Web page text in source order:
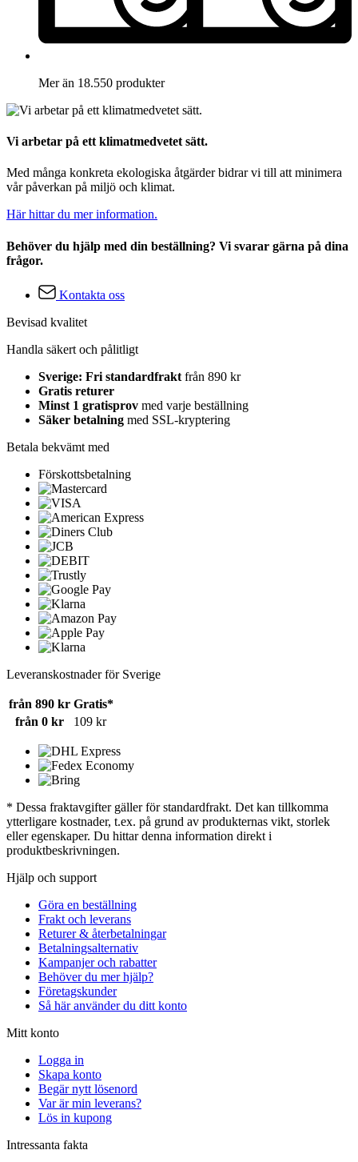
Mer än 18.550 produkter
Vi arbetar på ett klimatmedvetet sätt.
Med många konkreta ekologiska åtgärder bidrar vi till att minimera
vår påverkan på miljö och klimat.
Här hittar du mer information.
Behöver du hjälp med din beställning? Vi svarar gärna på dina
frågor.
Kontakta oss
Bevisad kvalitet
Handla säkert och pålitligt
Sverige: Fri standardfrakt från 890 kr
Gratis returer
Minst 1 gratisprov med varje beställning
Säker betalning med SSL-kryptering
Betala bekvämt med
Förskottsbetalning
Leveranskostnader för Sverige
från 890 kr Gratis*
från 0 kr
109 kr
* Dessa fraktavgifter gäller för standardfrakt. Det kan tillkomma
ytterligare kostnader, t.ex. på grund av produkternas vikt, storlek
eller egenskaper. Du hittar denna information direkt i
produktbeskrivningen.
Hjälp och support
Göra en beställning
Frakt och leverans
Returer & återbetalningar
Betalningsalternativ
Kampanjer och rabatter
Behöver du mer hjälp?
Företagskunder
Så här använder du ditt konto
Mitt konto
Logga in
Skapa konto
Begär nytt lösenord
Var är min leverans?
Lös in kupong
Intressanta fakta